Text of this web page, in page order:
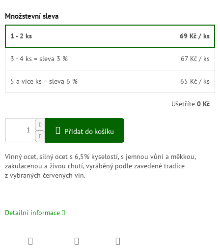
Množstevní sleva
1 - 2 ks 69 Kč / ks
3 - 4 ks = sleva 3 % 67 Kč / ks
5 a více ks = sleva 6 % 65 Kč / ks
Ušetříte 0 Kč
Přidat do košíku
Vinný ocet, silný ocet s 6,5% kyselostí, s jemnou vůní a měkkou,
zakulacenou a živou chutí, vyráběný podle zavedené tradice
z vybraných červených vín.
Detailní informace